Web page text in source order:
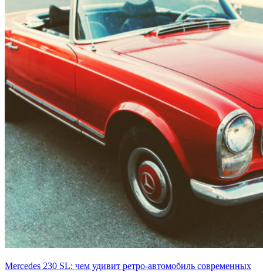
Mercedes 230 SL: чем удивит ретро-автомобиль современных